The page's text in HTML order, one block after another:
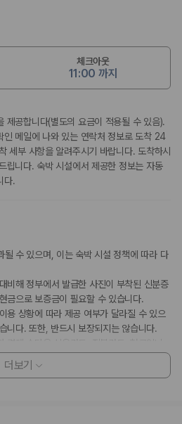
체크아웃
11:00 까지
제공합니다(별도의 요금이 적용될 수 있음).
인 메일에 나와 있는 연락처 정보로 도착 24
세부 사항을 알려주시기 바랍니다. 도착하시
립니다. 숙박 시설에서 제공한 정보는 자동
다.
될 수 있으며, 이는 숙박 시설 정책에 따라 다
비해 정부에서 발급한 사진이 부착된 신분증
금으로 보증금이 필요할 수 있습니다.
용 상황에 따라 제공 여부가 달라질 수 있으
니다. 또한, 반드시 보장되지는 않습니다.
산화탄소 감지기, 소화기, 연기 감지기, 보안
더보기